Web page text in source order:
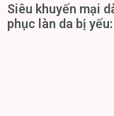
Siêu khuyến mại
phục làn da bị